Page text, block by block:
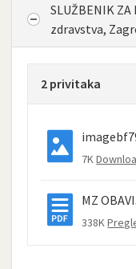
SLUŽBENIK
zdravstva,
2 privitaka
7K
MZ
338K